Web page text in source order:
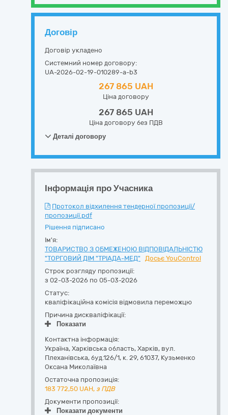
Договір
Договір укладено
Системний номер договору:
UA-2026-02-19-010289-a-b3
267 865 UAH
Ціна договору
267 865 UAH
Ціна договору без ПДВ
Деталі договору
Інформація про Учасника
Протокол відхилення тендерної пропозиції/
пропозиції.pdf
Рішення підписано
Ім'я:
ТОВАРИСТВО З ОБМЕЖЕНОЮ ВІДПОВІДАЛЬНІСТЮ
"ТОРГОВИЙ ДІМ "ТРІАДА-МЕД"
Досьє YouControl
Строк розгляду пропозиції:
з 02-03-2026 по 05-03-2026
Статус:
кваліфікаційна комісія відмовила переможцю
Причина дискваліфікації:
Показати
Контактна інформація:
Україна, Харківська область, Харків, вул.
Плеханівська, буд.126/1, к. 29, 61037, Кузьменко
Оксана Миколаївна
Остаточна пропозиція:
183 772,50 UAH, з ПДВ
Документи пропозиції:
Показати документи